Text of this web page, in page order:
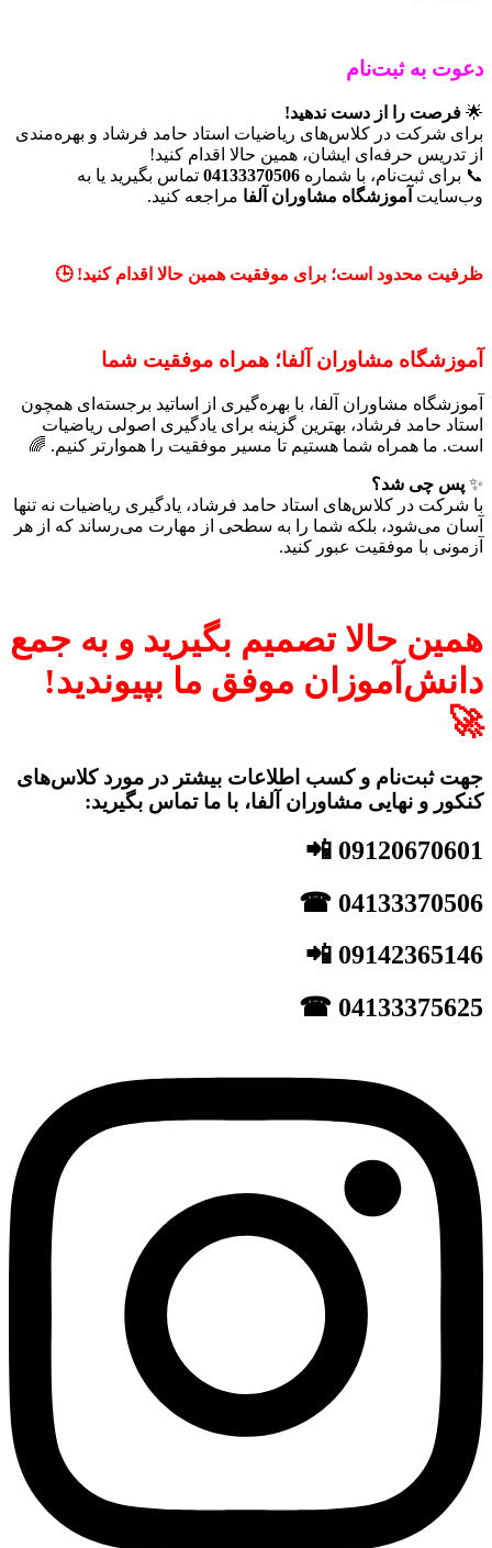
دعوت به ثبت‌نام
🌟 فرصت را از دست ندهید!
برای شرکت در کلاس‌های ریاضیات استاد حامد فرشاد و بهره‌مندی
از تدریس حرفه‌ای ایشان، همین حالا اقدام کنید!
📞 برای ثبت‌نام، با شماره 04133370506 تماس بگیرید یا به
وب‌سایت آموزشگاه مشاوران آلفا مراجعه کنید.
ظرفیت محدود است؛ برای موفقیت همین حالا اقدام کنید! 🕒
آموزشگاه مشاوران آلفا؛ همراه موفقیت شما
آموزشگاه مشاوران آلفا، با بهره‌گیری از اساتید برجسته‌ای همچون
استاد حامد فرشاد، بهترین گزینه برای یادگیری اصولی ریاضیات
است. ما همراه شما هستیم تا مسیر موفقیت را هموارتر کنیم. 🌈
✨ پس چی شد؟
با شرکت در کلاس‌های استاد حامد فرشاد، یادگیری ریاضیات نه تنها
آسان می‌شود، بلکه شما را به سطحی از مهارت می‌رساند که از هر
آزمونی با موفقیت عبور کنید.
همین حالا تصمیم بگیرید و به جمع
دانش‌آموزان موفق ما بپیوندید!
🚀
جهت ثبت‌نام و کسب اطلاعات بیشتر در مورد کلاس‌های
کنکور و نهایی مشاوران آلفا، با ما تماس بگیرید:
09120670601 📲
04133370506 ☎
09142365146 📲
04133375625 ☎